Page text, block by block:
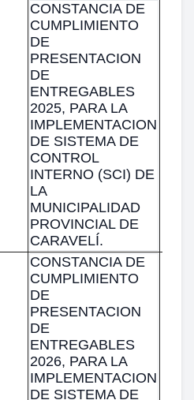
CONSTANCIA DE
CUMPLIMIENTO
DE
PRESENTACION
DE
ENTREGABLES
2025, PARA LA
IMPLEMENTACION
DE SISTEMA DE
CONTROL
INTERNO (SCI) DE
LA
MUNICIPALIDAD
PROVINCIAL DE
CARAVELÍ.
CONSTANCIA DE
CUMPLIMIENTO
DE
PRESENTACION
DE
ENTREGABLES
2026, PARA LA
IMPLEMENTACION
DE SISTEMA DE